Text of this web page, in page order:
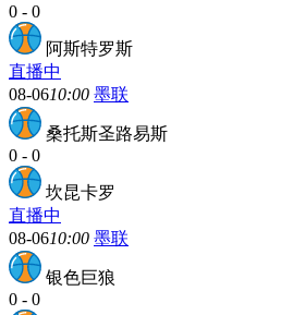
0 - 0
阿斯特罗斯
直播中
08-0610:00 墨联
桑托斯圣路易斯
0 - 0
坎昆卡罗
直播中
08-0610:00 墨联
银色巨狼
0 - 0